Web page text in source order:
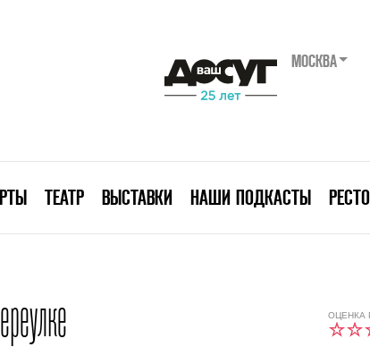
МОСКВА
ТЕАТР ВЫСТАВКИ НАШИ ПОДКАСТЫ
ОЦЕНКА